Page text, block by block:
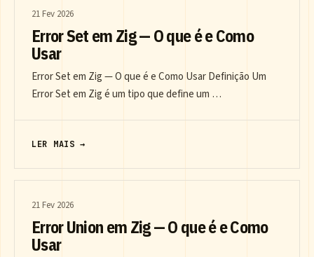
21 Fev 2026
Error Set em Zig — O que é e Como
Usar
Error Set em Zig — O que é e Como Usar Definição Um
Error Set em Zig é um tipo que define um …
LER MAIS →
21 Fev 2026
Error Union em Zig — O que é e Como
Usar